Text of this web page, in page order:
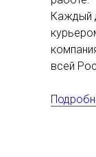
Каждый
всей